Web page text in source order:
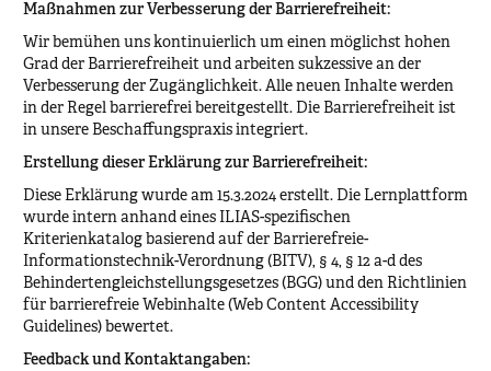
Maßnahmen zur Verbesserung der Barrierefreiheit:
Wir bemühen uns kontinuierlich um einen möglichst hohen
Grad der Barrierefreiheit und arbeiten sukzessive an der
Verbesserung der Zugänglichkeit. Alle neuen Inhalte werden
in der Regel barrierefrei bereitgestellt. Die Barrierefreiheit ist
in unsere Beschaffungspraxis integriert.
Erstellung dieser Erklärung zur Barrierefreiheit:
Diese Erklärung wurde am 15.3.2024 erstellt. Die Lernplattform
wurde intern anhand eines ILIAS-spezifischen
Kriterienkatalog basierend auf der Barrierefreie-
Informationstechnik-Verordnung (BITV), § 4, § 12 a-d des
Behindertengleichstellungsgesetzes (BGG) und den Richtlinien
für barrierefreie Webinhalte (Web Content Accessibility
Guidelines) bewertet.
Feedback und Kontaktangaben: